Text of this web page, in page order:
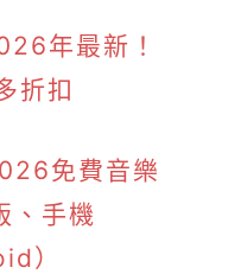
年最新！
折扣
免費音樂
、手機
）